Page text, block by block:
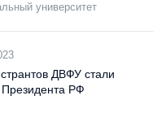
университет
ДВФУ стали
Президента РФ